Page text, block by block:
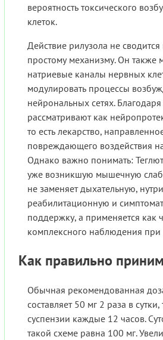
вероятность токсического
клеток.
Действие рилузола не
простому механизму. Он также
натриевые каналы нервных
модулировать процессы
нейрональных сетях.
рассматривают как
то есть лекарство,
повреждающего воздействия
Однако важно понимать:
уже возникшую мышечную
не заменяет дыхательную,
реабилитационную и
поддержку, а применяется как
комплексного наблюдения при
Как правильно
Обычная рекомендованная
составляет 50 мг 2 раза в сутки,
суспензии каждые 12 часов.
такой схеме равна 100 мг.